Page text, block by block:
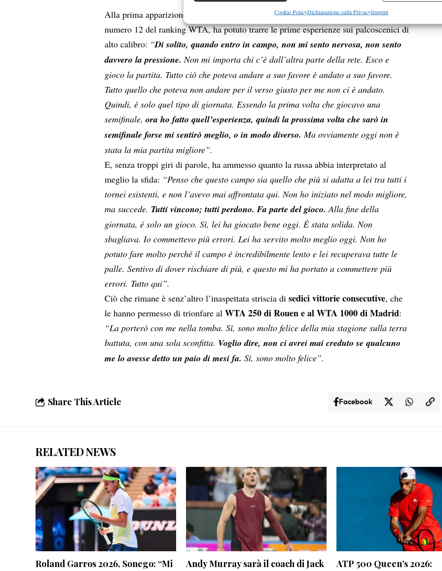
Garantire la sicurezza, prevenire e rilevare frodi, correggere errori,
Erogare e presentare pubblicità e contenuto, Salvare e comunicare le
scelte sulla privacy.
Cookie PolicyDichiarazione sulla PrivacyImprint
Alla prima apparizione in una semifinale Slam, la 23enne di Kiev, che da lunedì sarà
numero 12 del ranking WTA, ha potuto trarre le prime esperienze sui palcoscenici di
alto calibro: “Di solito, quando entro in campo, non mi sento nervosa, non sento
davvero la pressione. Non mi importa chi c’è dall’altra parte della rete. Esco e
gioco la partita. Tutto ciò che poteva andare a suo favore è andato a suo favore.
Tutto quello che poteva non andare per il verso giusto per me non ci è andato.
Quindi, è solo quel tipo di giornata. Essendo la prima volta che giocavo una
semifinale,ora ho fatto quell’esperienza, quindi la prossima volta che sarò in
semifinale forse mi sentirò meglio, o in modo diverso. Ma ovviamente oggi non è
stata la mia partita migliore”.
E, senza troppi giri di parole, ha ammesso quanto la russa abbia interpretato al
meglio la sfida: “Penso che questo campo sia quello che più si adatta a lei tra tutti i
tornei esistenti, e non l’avevo mai affrontata qui. Non ho iniziato nel modo migliore,
ma succede. Tutti vincono; tutti perdono. Fa parte del gioco. Alla fine della
giornata, è solo un gioco. Sì, lei ha giocato bene oggi. È stata solida. Non
sbagliava. Io commettevo più errori. Lei ha servito molto meglio oggi. Non ho
potuto fare molto perché il campo è incredibilmente lento e lei recuperava tutte le
palle. Sentivo di dover rischiare di più, e questo mi ha portato a commettere più
errori. Tutto qui”.
Ciò che rimane è senz’altro l’inaspettata striscia di sedici vittorie consecutive, che
le hanno permesso di trionfare alWTA 250 di Rouen e al WTA 1000 di Madrid:
“La porterò con me nella tomba. Sì, sono molto felice della mia stagione sulla terra
battuta, con una sola sconfitta. Voglio dire, non ci avrei mai creduto se qualcuno
me lo avesse detto un paio di mesi fa. Sì, sono molto felice”.
Share This Article Facebook
RELATED NEWS
Roland Garros 2026, Sonego: “Mi
Andy Murray sarà il coach di Jack
ATP 500 Queen’s 2026: